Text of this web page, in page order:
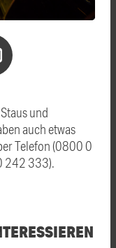
und
auch etwas
Telefon (0800 0
242 333).